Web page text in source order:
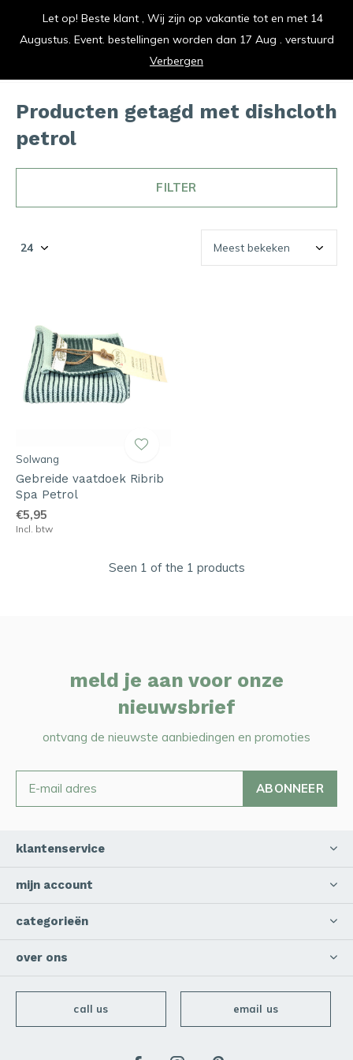
vrolijk je keuken op
Producten getagd met dishcloth
petrol
FILTER
Solwang
Gebreide vaatdoek Ribrib
Spa Petrol
€5,95
Incl. btw
Seen 1 of the 1 products
meld je aan voor onze
nieuwsbrief
ontvang de nieuwste aanbiedingen en promoties
ABONNEER
klantenservice
mijn account
categorieën
over ons
call us email us
Let op! Beste klant , Wij zijn op vakantie tot en met 14
Augustus. Event. bestellingen worden dan 17 Aug . verstuurd
Verbergen